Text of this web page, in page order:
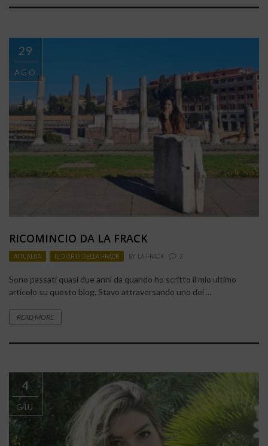
29
AGO
RICOMINCIO DA LA FRACK
ATTUALITÀ , IL DIARIO DELLA FRACK BY LA FRACK 2
Sono passati quasi due anni da quando ho scritto il mio ultimo
articolo su questo blog. Stavo attraversando uno dei ...
READ MORE
4
GIU